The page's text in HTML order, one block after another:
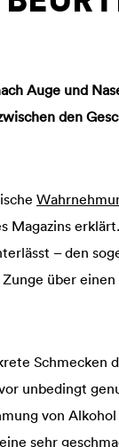
Auge und
den
Magazins
– den
über
Schmecken
unbedingt
von
sehr